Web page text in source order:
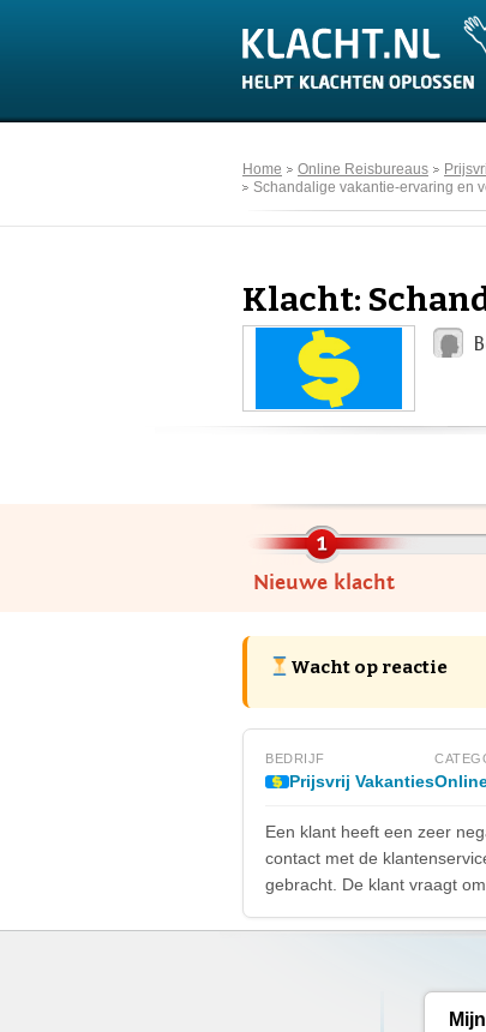
Home Online Reisbureaus
Schandalige vakantie-ervaring en
Klacht:
Nieuwe klacht
Wacht op reactie
BEDRIJF
Prijsvrij Vakanties
Een klant heeft een zeer
contact met de
gebracht. De klant vraagt